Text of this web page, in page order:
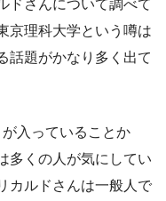
ドさんについて調べて
京理科大学という噂は
話題がかなり多く出て
入っていることか
多くの人が気にしてい
カルドさんは一般人で